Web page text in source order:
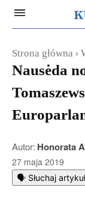
Strona główna
Nausėda
Autor: Honorata
27 maja 2019
🗣️ Słuchaj